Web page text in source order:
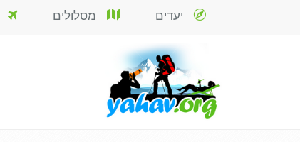
יעדים מסלולים